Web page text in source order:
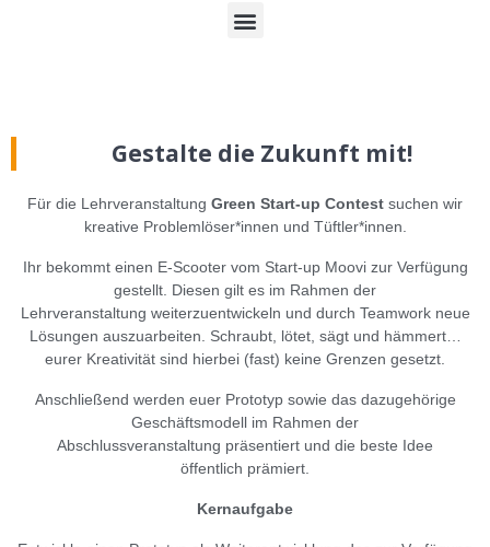
Gestalte die Zukunft mit!
Für die Lehrveranstaltung Green Start-up Contest suchen wir
kreative Problemlöser*innen und Tüftler*innen.
Ihr bekommt einen E-Scooter vom Start-up Moovi zur Verfügung
gestellt. Diesen gilt es im Rahmen der
Lehrveranstaltung weiterzuentwickeln und durch Teamwork neue
Lösungen auszuarbeiten. Schraubt, lötet, sägt und hämmert…
eurer Kreativität sind hierbei (fast) keine Grenzen gesetzt.
Anschließend werden euer Prototyp sowie das dazugehörige
Geschäftsmodell im Rahmen der
Abschlussveranstaltung präsentiert und die beste Idee
öffentlich prämiert.
Kernaufgabe